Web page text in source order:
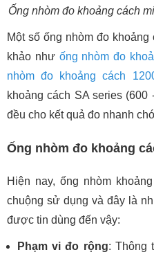
Ống nhòm đo khoảng cách
Một số ống nhòm đo
khảo như ống nhòm đo
nhòm đo khoảng cách
khoảng cách SA series (600
đều cho kết quả đo nhanh
Ống nhòm đo khoảng
Hiện nay, ống nhòm
chuộng sử dụng và đây là
được tin dùng đến vậy:
Phạm vi đo rộng: Thông